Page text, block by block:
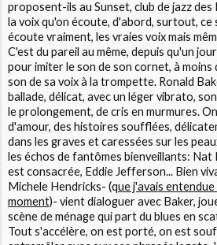
proposent-ils au Sunset, club de jazz
la voix qu'on écoute, d'abord, surtout, ce
écoute vraiment, les vraies voix mais
C'est du pareil au même, depuis qu'un
pour imiter le son de son cornet, à moins
son de sa voix à la trompette. Ronald
ballade, délicat, avec un léger vibrato,
le prolongement, de cris en murmures.
d'amour, des histoires soufflées,
dans les graves et caressées sur les
les échos de fantômes bienveillants: Nat
est consacrée, Eddie Jefferson... Bien
Michele Hendricks- (que j'avais entendue
moment)- vient dialoguer avec Baker,
scène de ménage qui part du blues en
Tout s'accélère, on est porté, on est